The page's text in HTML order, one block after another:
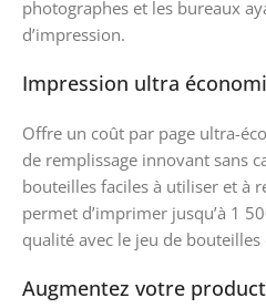
photographes et les bureaux
d’impression.
Impression ultra
Offre un coût par page ultra-
de remplissage innovant sans
bouteilles faciles à utiliser et à
permet d’imprimer jusqu’à 1
qualité avec le jeu de bouteilles
Augmentez votre